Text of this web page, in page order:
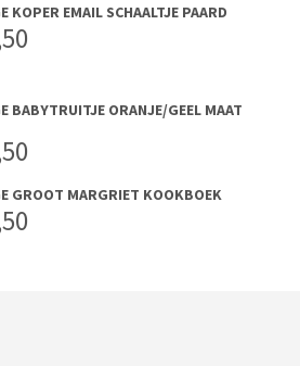
KOPER EMAIL SCHAALTJE PAARD
BABYTRUITJE ORANJE/GEEL MAAT
GROOT MARGRIET KOOKBOEK